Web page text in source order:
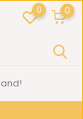
0 0